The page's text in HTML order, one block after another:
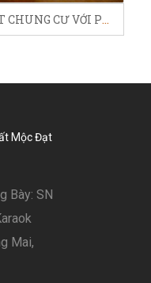
THIẾT KẾ THI CÔNG NỘI THẤT CHUNG CƯ VỚI PHONG CÁCH SCANDINAVIA
Mộc Đạt
Bày: SN
Mai,